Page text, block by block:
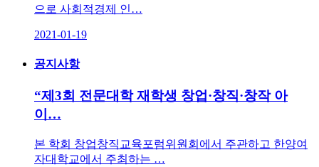
으로 사회적경제 인…
2021-01-19
공지사항
“제3회 전문대학 재학생 창업·창직·창작 아
이…
본 학회 창업창직교육포럼위원회에서 주관하고 한양여
자대학교에서 주최하는 …